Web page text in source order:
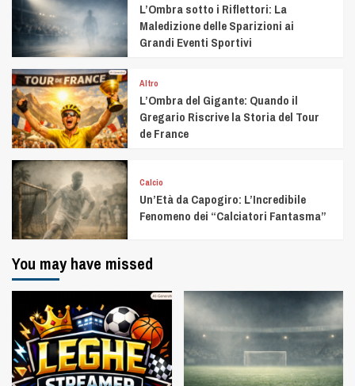
L’Ombra sotto i Riflettori: La
Maledizione delle Sparizioni ai
Grandi Eventi Sportivi
Altro
L’Ombra del Gigante: Quando il
Gregario Riscrive la Storia del Tour
de France
Calcio
Un’Età da Capogiro: L’Incredibile
Fenomeno dei “Calciatori Fantasma”
You may have missed